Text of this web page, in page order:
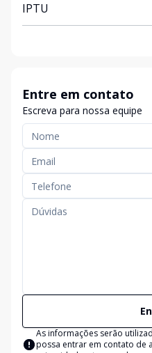
IPTU
Entre em contato
Escreva para nossa equipe
As informações serão
possa entrar em contato de